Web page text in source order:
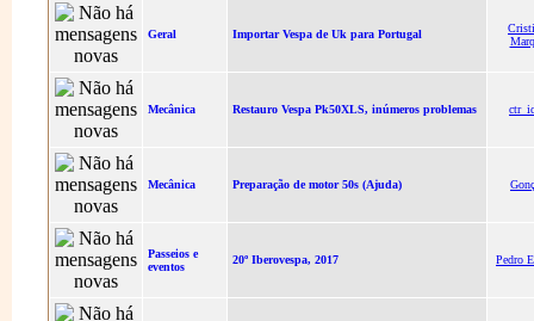
Geral Importar Vespa de Uk para Portugal
Mecânica Restauro Vespa Pk50XLS, inúmeros problemas
Mecânica Preparação de motor 50s (Ajuda)
Passeios e
eventos
20º Iberovespa, 2017 Pedro